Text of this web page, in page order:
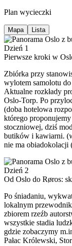
Plan wycieczki
Mapa Lista
Dzień 1
Pierwsze kroki w
Zbiórka przy
wylotem samolotu
Aktualne rozkłady
Oslo-Torp. Po
(doba hotelowa
którego
stoczniowej, dziś
butików i kawiarni.
nie ma obiadokolacji
Dzień 2
Od Oslo do Røros:
Po śniadaniu,
lokalnym
zbiorem rzeźb
wszystkie stadia
gdzie zobaczymy
Pałac Królewski,